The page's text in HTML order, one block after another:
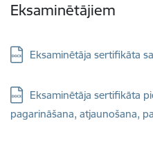
Eksaminētājiem
Lejupielādēt:
Eksaminētāja sertifikāta
Lejupielādēt:
Eksaminētāja sertifikāta
pagarināšana, atjaunošana,